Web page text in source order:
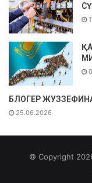
БЛОГЕР
25.06.2026
© Copyright